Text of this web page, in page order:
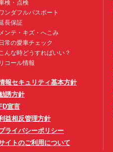
検・点検
ンダフルパスポート
長保証
メンテ・キズ・へこみ
日常の愛車チェック
んな時どうすればいい？
リコール情報
報セキュリティ基本方針
誘方針
FD宣言
益相反管理方針
ライバシーポリシー
イトのご利用について